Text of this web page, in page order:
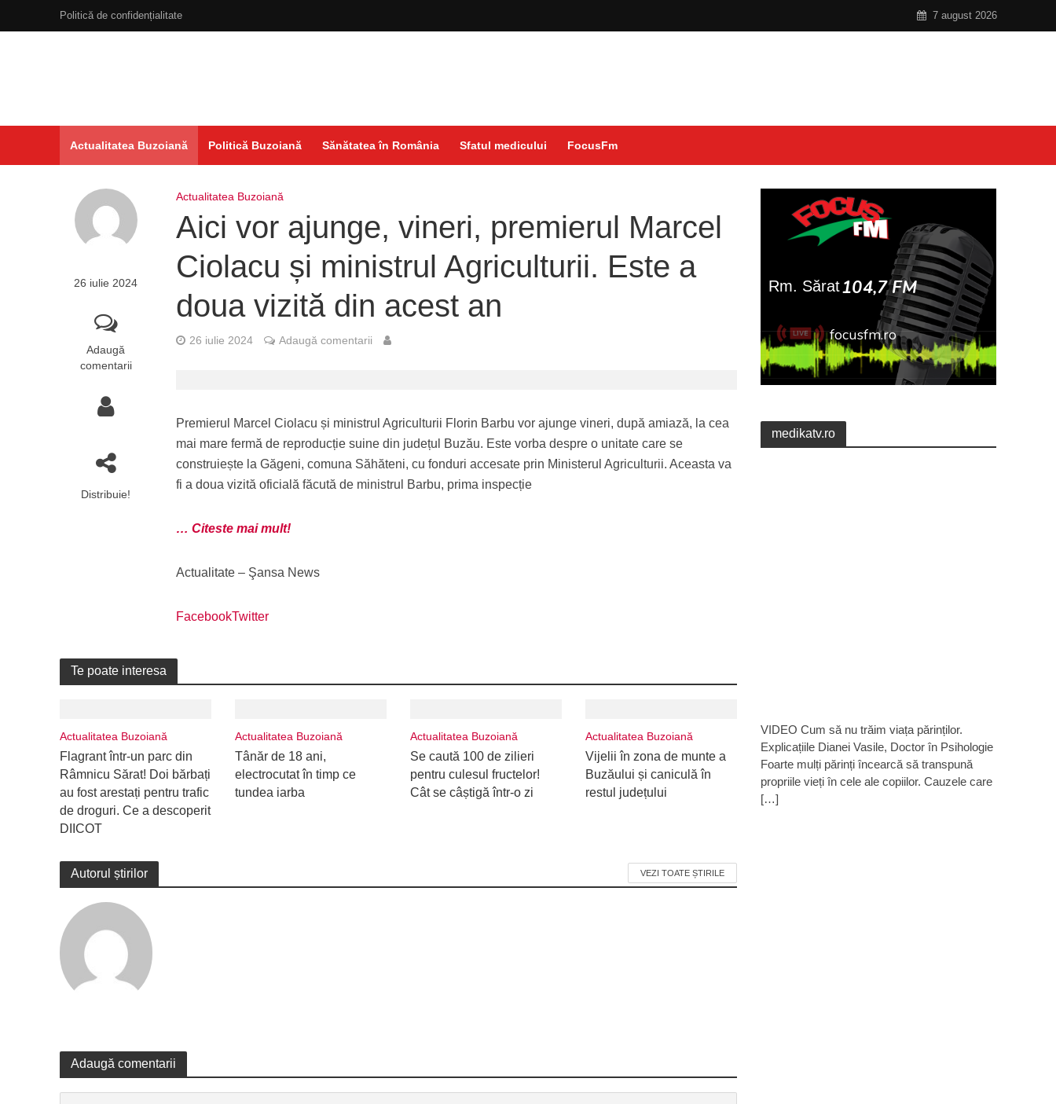
Politică de confidențialitate 7 august 2026
Actualitatea Buzoiană Politică Buzoiană Sănătatea în România Sfatul medicului FocusFm
26 iulie 2024
Adaugă
comentarii
Distribuie!
Actualitatea Buzoiană
Aici vor ajunge, vineri, premierul Marcel
Ciolacu și ministrul Agriculturii. Este a
doua vizită din acest an
26 iulie 2024 Adaugă comentarii
Premierul Marcel Ciolacu și ministrul Agriculturii Florin Barbu vor ajunge vineri, după amiază, la cea
mai mare fermă de reproducție suine din județul Buzău. Este vorba despre o unitate care se
construiește la Găgeni, comuna Săhăteni, cu fonduri accesate prin Ministerul Agriculturii. Aceasta va
fi a doua vizită oficială făcută de ministrul Barbu, prima inspecție
… Citeste mai mult!
Actualitate – Şansa News
FacebookTwitter
Te poate interesa
Actualitatea Buzoiană
Flagrant într-un parc din
Râmnicu Sărat! Doi bărbați
au fost arestați pentru trafic
de droguri. Ce a descoperit
DIICOT
Actualitatea Buzoiană
Tânăr de 18 ani,
electrocutat în timp ce
tundea iarba
Actualitatea Buzoiană
Se caută 100 de zilieri
pentru culesul fructelor!
Cât se câștigă într-o zi
Actualitatea Buzoiană
Vijelii în zona de munte a
Buzăului și caniculă în
restul județului
Autorul știrilor VEZI TOATE ȘTIRILE
Adaugă comentarii
medikatv.ro
VIDEO Cum să nu trăim viața părinților.
Explicațiile Dianei Vasile, Doctor în Psihologie
Foarte mulți părinți încearcă să transpună
propriile vieți în cele ale copiilor. Cauzele care
[…]